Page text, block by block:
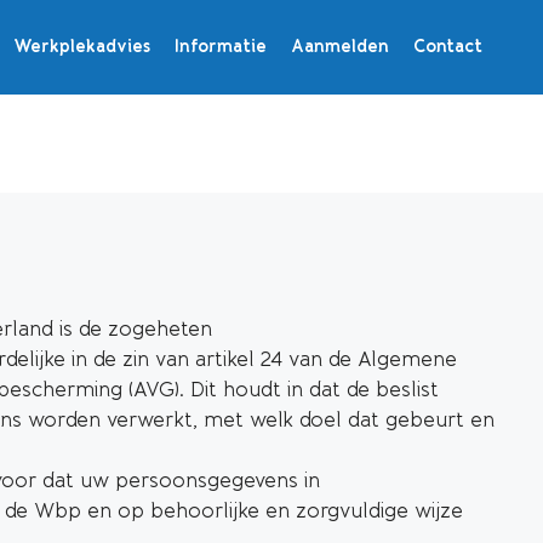
Werkplekadvies Informatie Aanmelden Contact
is de zogeheten
in de zin van artikel 24 van de Algemene
(AVG). Dit houdt in dat de beslist
worden verwerkt, met welk doel dat gebeurt en
dat uw persoonsgegevens in
Wbp en op behoorlijke en zorgvuldige wijze